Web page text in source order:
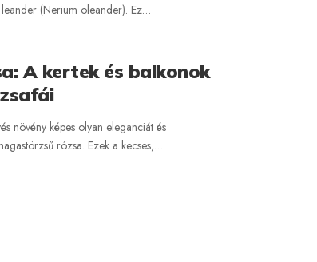
(Nerium oleander). Ez…
A kertek és balkonok
növény képes olyan eleganciát és
rózsa. Ezek a kecses,…